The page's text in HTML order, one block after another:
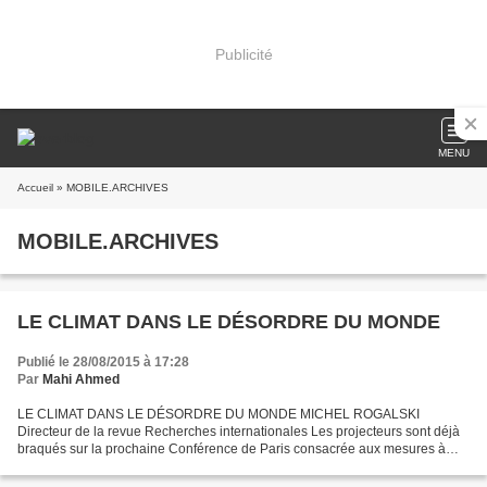
Publicité
MENU
Accueil » MOBILE.ARCHIVES
MOBILE.ARCHIVES
LE CLIMAT DANS LE DÉSORDRE DU MONDE
Publié le 28/08/2015 à 17:28
Par Mahi Ahmed
LE CLIMAT DANS LE DÉSORDRE DU MONDE MICHEL ROGALSKI
Directeur de la revue Recherches internationales Les projecteurs sont déjà
braqués sur la prochaine Conférence de Paris consacrée aux mesures à